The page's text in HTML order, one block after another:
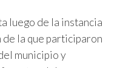
luego de la instancia
la que participaron
municipio y